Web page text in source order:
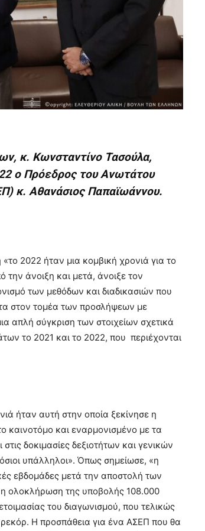
κ. Κωνσταντίνο Τασούλα,
ο Πρόεδρος του Ανωτάτου
κ. Αθανάσιος Παπαϊωάννου.
2022 ήταν μια κομβική χρονιά για το
άνοιξη και μετά, άνοιξε τον
των μεθόδων και διαδικασιών που
στον τομέα των προσλήψεων με
απλή σύγκριση των στοιχείων σχετικά
το 2021 και το 2022, που περιέχονται
ήταν αυτή στην οποία ξεκίνησε η
καινοτόμο και εναρμονισμένο με τα
δοκιμασίες δεξιοτήτων και γενικών
υπάλληλοι». Όπως σημείωσε, «η
εβδομάδες μετά την αποστολή των
ολοκλήρωση της υποβολής 108.000
του διαγωνισμού, που τελικώς
Η προσπάθεια για ένα ΑΣΕΠ που θα